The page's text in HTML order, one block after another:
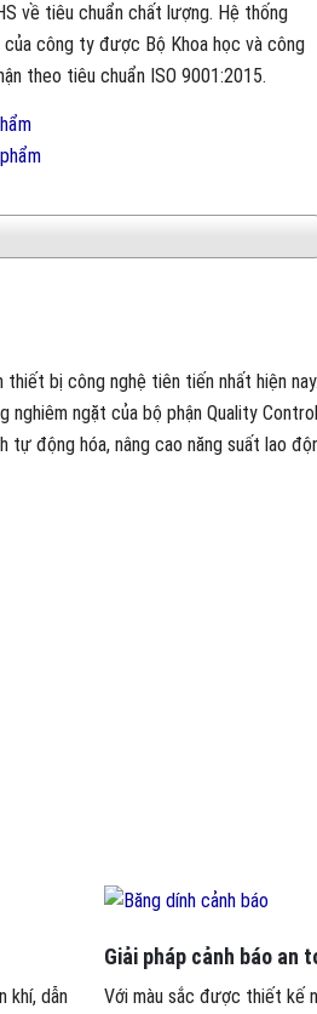
về tiêu chuẩn chất lượng. Hệ thống
công ty được Bộ Khoa học và công
theo tiêu chuẩn ISO 9001:2015.
bị công nghệ tiên tiến nhất hiện
ngặt của bộ phận Quality
tự động hóa, nâng cao năng suất lao
khí, dẫn
Giải pháp cảnh báo an
Với màu sắc được thiết kế